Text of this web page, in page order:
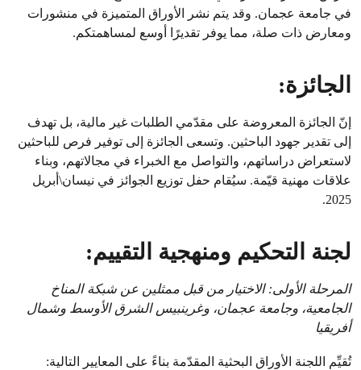
في جامعة عجمان. وقد يتم نشر الأوراق المتميزة في منشورات
ومعارض ذات صلة، مما يوفر تقديرًا أوسع لمساهمتكم.
الجائزة:
إنّ الجائزة المعروضة على مقدّمي الطلبات غير مالية، بل تهدف
إلى تقدير جهود الباحثين. وتسعى الجائزة إلى توفير فرص للباحثين
لاستعراض دراساتهم، والتواصل مع الخبراء في مجالاتهم، وبناء
علاقات مهنية قيّمة. سيُقام حفل توزيع الجوائز في نيسان\أبريل
2025.
لجنة التحكيم ومنهجية التقييم:
المرحلة الأولى: الاختيار من قبل ممثلين عن شبكة المناخ
الجامعية، وجامعة عجمان، وغرينبيس الشرق الأوسط وشمال
أفريقيا
تُقيِّم اللجنة الأوراق البحثية المقدّمة بناءً على المعايير التالية: